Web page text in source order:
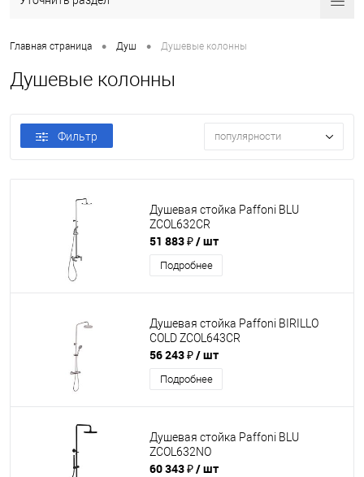
Главная страница • Душ • Душевые колонны
Душевые колонны
Фильтр популярности
Душевая стойка Paffoni BLU
ZCOL632CR
51 883 ₽/ шт
Подробнее
Душевая стойка Paffoni BIRILLO
COLD ZCOL643CR
56 243 ₽/ шт
Подробнее
Душевая стойка Paffoni BLU
ZCOL632NO
60 343 ₽/ шт